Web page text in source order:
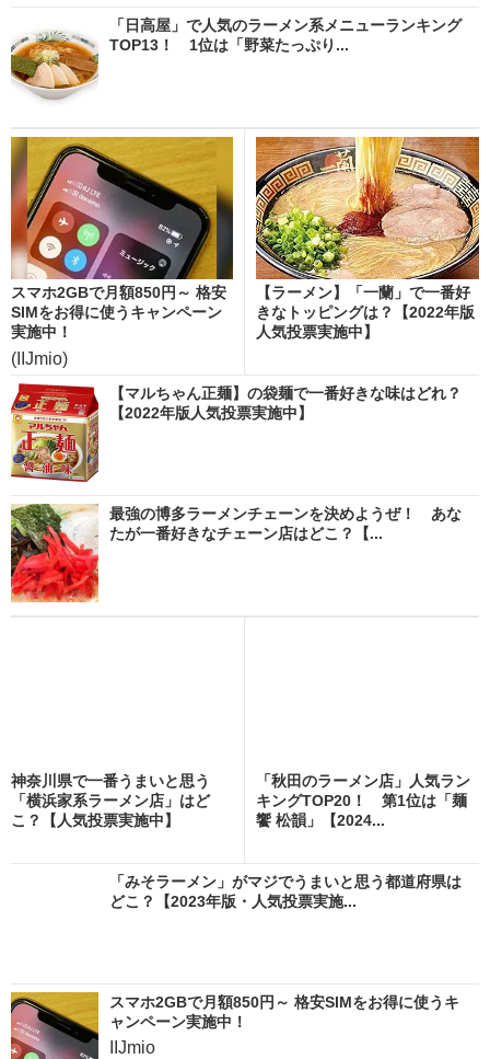
「日高屋」で人気のラーメン系メニューランキング
TOP13！ 1位は「野菜たっぷり...
スマホ2GBで月額850円～ 格安
SIMをお得に使うキャンペーン
実施中！
(IIJmio)
【ラーメン】「一蘭」で一番好
きなトッピングは？【2022年版
人気投票実施中】
【マルちゃん正麺】の袋麺で一番好きな味はどれ？
【2022年版人気投票実施中】
最強の博多ラーメンチェーンを決めようぜ！ あな
たが一番好きなチェーン店はどこ？【...
神奈川県で一番うまいと思う
「横浜家系ラーメン店」はど
こ？【人気投票実施中】
「秋田のラーメン店」人気ラン
キングTOP20！ 第1位は「麺
饗 松韻」【2024...
「みそラーメン」がマジでうまいと思う都道府県は
どこ？【2023年版・人気投票実施...
スマホ2GBで月額850円～ 格安SIMをお得に使うキ
ャンペーン実施中！
IIJmio